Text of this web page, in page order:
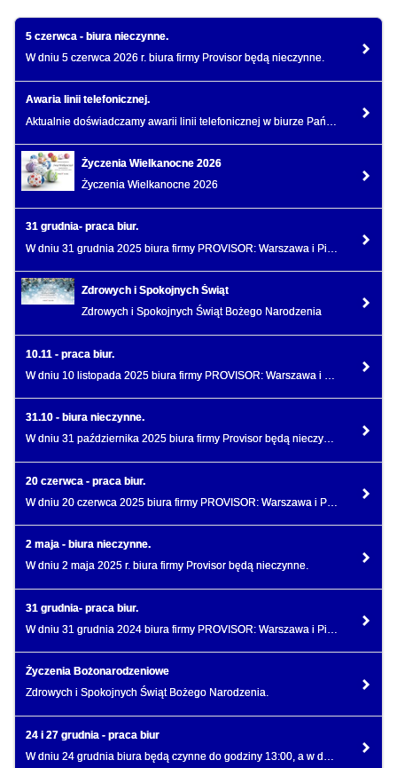
5 czerwca - biura nieczynne.
W dniu 5 czerwca 2026 r. biura firmy Provisor będą nieczynne.
Awaria linii telefonicznej.
Życzenia Wielkanocne 2026
Życzenia Wielkanocne 2026
31 grudnia- praca biur.
Zdrowych i Spokojnych Świąt
Zdrowych i Spokojnych Świąt Bożego Narodzenia
10.11 - praca biur.
31.10 - biura nieczynne.
W dniu 31 października 2025 biura firmy Provisor będą nieczynne.
20 czerwca - praca biur.
2 maja - biura nieczynne.
W dniu 2 maja 2025 r. biura firmy Provisor będą nieczynne.
31 grudnia- praca biur.
W dniu 31 grudnia 2024 biura firmy PROVISOR: Warszawa i Piaseczno będą pracować do godziny 13.00.
Życzenia Bożonarodzeniowe
Zdrowych i Spokojnych Świąt Bożego Narodzenia.
24 i 27 grudnia - praca biur
W dniu 24 grudnia biura będą czynne do godziny 13:00, a w dniu 27 grudnia biura będą nieczynne.